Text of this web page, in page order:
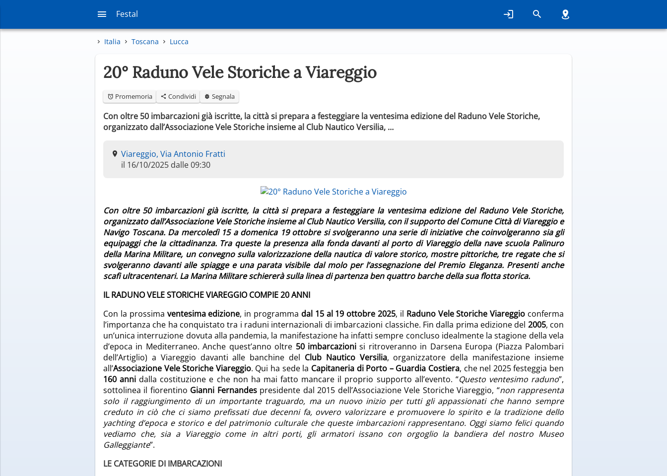
Festal
Italia Toscana Lucca
20° Raduno Vele Storiche a Viareggio
Promemoria Condividi Segnala
Con oltre 50 imbarcazioni già iscritte, la città si prepara a festeggiare la ventesima edizione del Raduno Vele Storiche,
organizzato dall’Associazione Vele Storiche insieme al Club Nautico Versilia, …
Viareggio, Via Antonio Fratti
il 16/10/2025 dalle 09:30
Con oltre 50 imbarcazioni già iscritte, la città si prepara a festeggiare la ventesima edizione del Raduno Vele Storiche,
organizzato dall’Associazione Vele Storiche insieme al Club Nautico Versilia, con il supporto del Comune Città di Viareggio e
Navigo Toscana. Da mercoledì 15 a domenica 19 ottobre si svolgeranno una serie di iniziative che coinvolgeranno sia gli
equipaggi che la cittadinanza. Tra queste la presenza alla fonda davanti al porto di Viareggio della nave scuola Palinuro
della Marina Militare, un convegno sulla valorizzazione della nautica di valore storico, mostre pittoriche, tre regate che si
svolgeranno davanti alle spiagge e una parata visibile dal molo per l’assegnazione del Premio Eleganza. Presenti anche
scafi ultracentenari. La Marina Militare schiererà sulla linea di partenza ben quattro barche della sua flotta storica.
IL RADUNO VELE STORICHE VIAREGGIO COMPIE 20 ANNI
Con la prossima ventesima edizione, in programma dal 15 al 19 ottobre 2025, il Raduno Vele Storiche Viareggio conferma
l’importanza che ha conquistato tra i raduni internazionali di imbarcazioni classiche. Fin dalla prima edizione del 2005, con
un’unica interruzione dovuta alla pandemia, la manifestazione ha infatti sempre concluso idealmente la stagione della vela
d’epoca in Mediterraneo. Anche quest’anno oltre 50 imbarcazioni si ritroveranno in Darsena Europa (Piazza Palombari
dell’Artiglio) a Viareggio davanti alle banchine del Club Nautico Versilia, organizzatore della manifestazione insieme
all’Associazione Vele Storiche Viareggio. Qui ha sede la Capitaneria di Porto – Guardia Costiera, che nel 2025 festeggia ben
160 anni dalla costituzione e che non ha mai fatto mancare il proprio supporto all’evento. “Questo ventesimo raduno”,
sottolinea il fiorentino Gianni Fernandespresidente dal 2015 dell’Associazione Vele Storiche Viareggio, “non rappresenta
solo il raggiungimento di un importante traguardo, ma un nuovo inizio per tutti gli appassionati che hanno sempre
creduto in ciò che ci siamo prefissati due decenni fa, ovvero valorizzare e promuovere lo spirito e la tradizione dello
yachting d’epoca e storico e del patrimonio culturale che queste imbarcazioni rappresentano. Oggi siamo felici quando
vediamo che, sia a Viareggio come in altri porti, gli armatori issano con orgoglio la bandiera del nostro Museo
Galleggiante”.
LE CATEGORIE DI IMBARCAZIONI